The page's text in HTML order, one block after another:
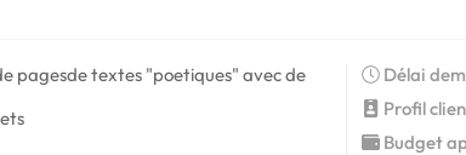
pagesde textes "poetiques" avec de
Délai
Profil
Budget